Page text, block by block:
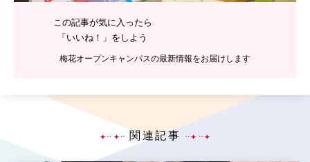
この記事が気に入ったら
「いいね！」をしよう
梅花オープンキャンパスの最新情報をお届けします
関連記事